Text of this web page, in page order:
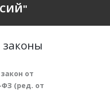
от
ФЗ (ред. от